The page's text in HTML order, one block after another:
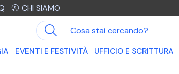
CHI SIAMO
EVENTI E FESTIVITÀ UFFICIO E SCRITTURA